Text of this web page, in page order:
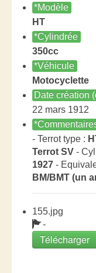
*Modèle
HT
*Cylindrée
350cc
*Véhicule
Motocyclette
Date création
22 mars 1912
- Terrot type :
Terrot SV -
1927 -
BM/BMT (un
155.jpg
-
Télécharger